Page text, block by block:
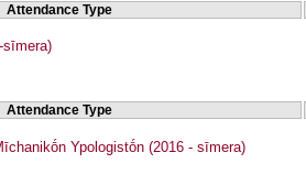
Attendance Type
sīmera)
Attendance Type
Ypologistṓn (2016 - sīmera)